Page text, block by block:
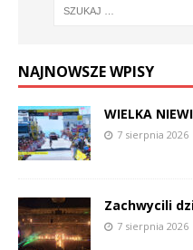
NAJNOWSZE WPISY
WIELKA
7 sierpnia 2026
Zachwycili
7 sierpnia 2026